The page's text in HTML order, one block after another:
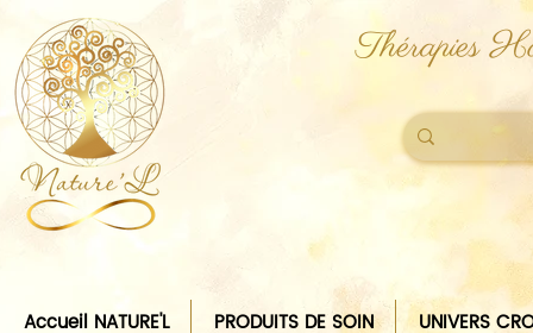
Thérapies
Accueil NATURE'L PRODUITS DE SOIN UNIVERS